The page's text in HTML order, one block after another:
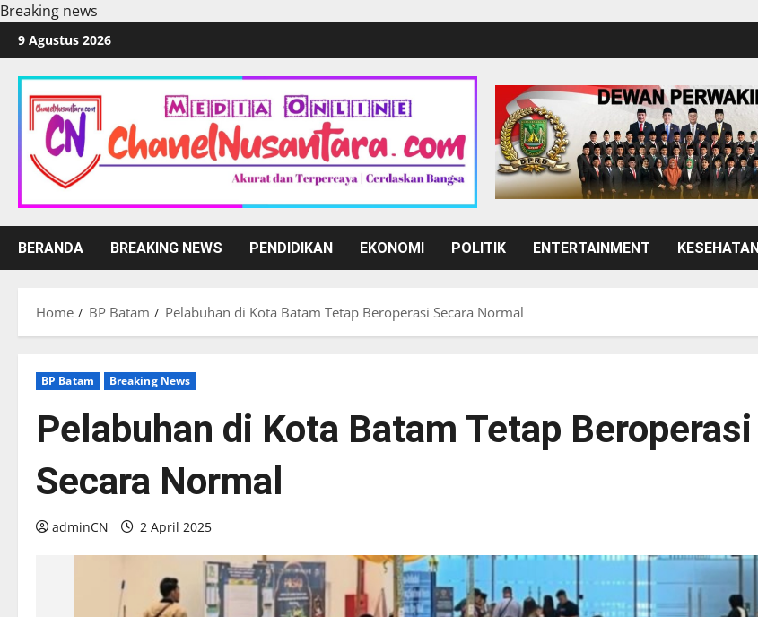
Breaking news
Skip
to
content
9 Agustus 2026
BERANDA BREAKING NEWS PENDIDIKAN EKONOMI POLITIK ENTERTAINMENT KESEHATAN
Home BP Batam Pelabuhan di Kota Batam Tetap Beroperasi Secara Normal
BP Batam Breaking News
Pelabuhan di Kota Batam Tetap Beroperasi
Secara Normal
adminCN 2 April 2025